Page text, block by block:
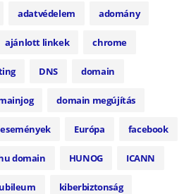
adatvédelem adomány
ajánlott linkek chrome
DNS domain
domain megújítás
események Európa facebook
domain HUNOG ICANN
kiberbiztonság